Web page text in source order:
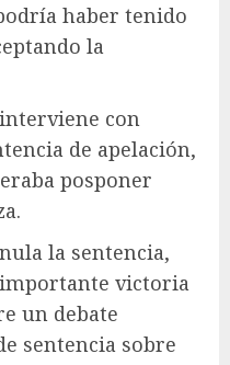
haber tenido
la
con
de apelación,
posponer
la sentencia,
victoria
un debate
sentencia sobre